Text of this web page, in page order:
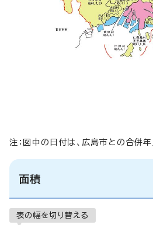
注：図中の日付は、広島市との合併年
面積
表の幅を切り替える